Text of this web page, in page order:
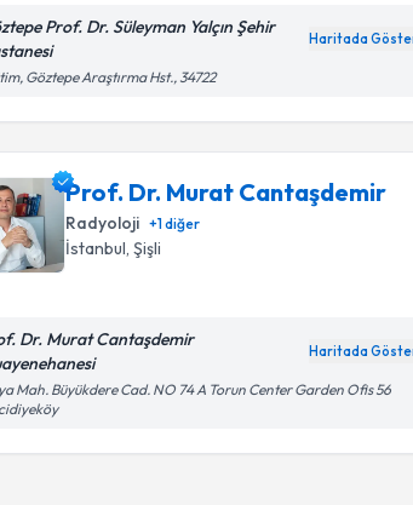
Prof. Dr. Süleyman Yalçın Şehir
Haritada
Göztepe Araştırma Hst., 34722
Prof. Dr. Murat Cantaşdemir
Radyoloji +1diğer
İstanbul , Şişli
Dr. Murat Cantaşdemir
Haritada
Mah. Büyükdere Cad. NO 74 A Torun Center Garden Ofis 56